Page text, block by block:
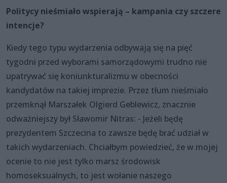
Politycy nieśmiało wspierają – kampania czy szczere
intencje?
Kiedy tego typu wydarzenia odbywają się na pięć
tygodni przed wyborami samorządowymi trudno nie
upatrywać się koniunkturalizmu w obecności
kandydatów na takiej imprezie. Przez tłum nieśmiało
przemknął Marszałek Olgierd Geblewicz, znacznie
odważniejszy był Sławomir Nitras: - Jeżeli będę
prezydentem Szczecina to zawsze będę brać udział w
takich wydarzeniach. Chciałbym powiedzieć, że w mojej
ocenie to nie jest tylko marsz środowisk
homoseksualnych, to jest wołanie naszego